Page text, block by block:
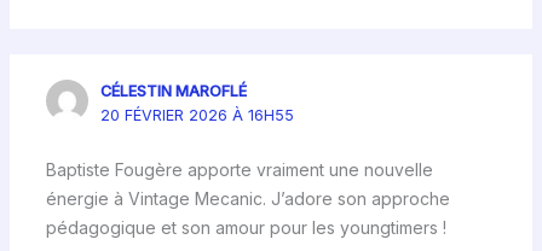
CÉLESTIN MAROFLÉ
20 FÉVRIER 2026 À 16H55
Baptiste Fougère apporte vraiment une nouvelle
énergie à Vintage Mecanic. J’adore son approche
pédagogique et son amour pour les youngtimers !